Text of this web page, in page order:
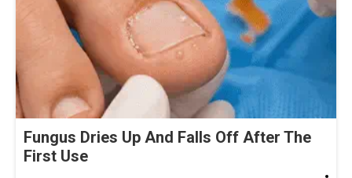
Fungus Dries Up And Falls Off After The
First Use